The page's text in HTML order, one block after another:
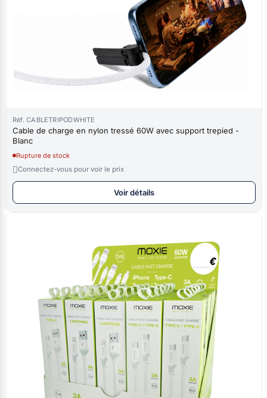
Réf. CABLETRIPODWHITE
Cable de charge en nylon tressé 60W avec support trepied -
Blanc
Rupture de stock
Connectez-vous pour voir le prix
Voir détails